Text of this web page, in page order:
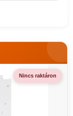
Nincs raktáron